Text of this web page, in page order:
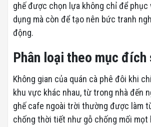
ghế được chọn lựa không chỉ để
dụng mà còn để tạo nên bức tranh
động.
Phân loại theo mục đích
Không gian của quán cà phê đôi khi
khu vực khác nhau, từ trong nhà đến
ghế cafe ngoài trời thường được làm
chống thời tiết như gỗ chống mối mọt